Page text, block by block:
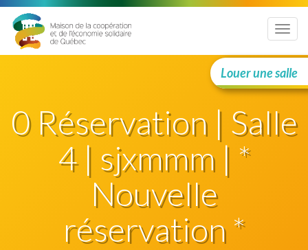
Menu
Louer une salle
0 Réservation | Salle
4 | sjxmmm | *
Nouvelle
réservation *